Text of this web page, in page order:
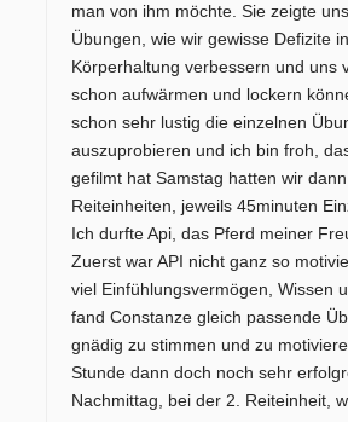
man von ihm möchte. Sie zeigte
Übungen, wie wir gewisse Defizite
Körperhaltung verbessern und uns
schon aufwärmen und lockern
schon sehr lustig die einzelnen
auszuprobieren und ich bin froh,
gefilmt hat Samstag hatten wir
Reiteinheiten, jeweils 45minuten
Ich durfte Api, das Pferd meiner
Zuerst war API nicht ganz so
viel Einfühlungsvermögen, Wissen
fand Constanze gleich passende
gnädig zu stimmen und zu
Stunde dann doch noch sehr
Nachmittag, bei der 2. Reiteinheit,